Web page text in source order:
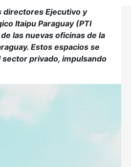
directores Ejecutivo y
Itaipu Paraguay (PTI
las nuevas oficinas de la
Estos espacios se
privado, impulsando